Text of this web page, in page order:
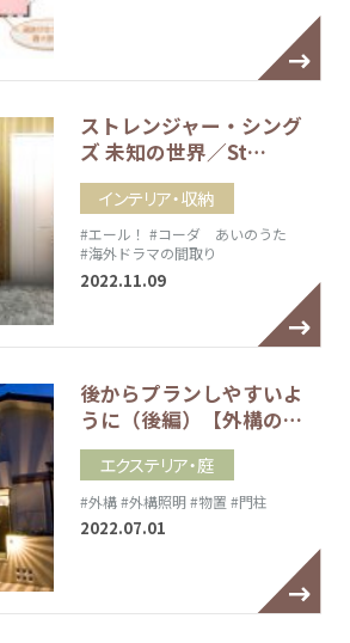
ストレンジャー・シング
ズ 未知の世界／St…
インテリア・収納
#エール！ #コーダ あいのうた
#海外ドラマの間取り
2022.11.09
後からプランしやすいよ
うに（後編）【外構の…
エクステリア・庭
#外構#外構照明 #物置 #門柱
2022.07.01